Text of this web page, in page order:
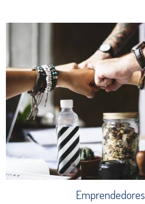
Emprendedores